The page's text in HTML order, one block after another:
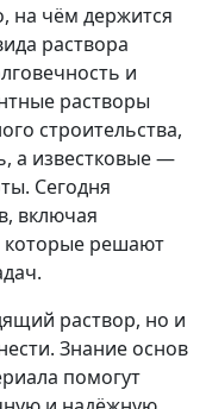
на чём держится
раствора
и
растворы
строительства,
а известковые —
Сегодня
включая
которые решают
раствор, но и
Знание основ
помогут